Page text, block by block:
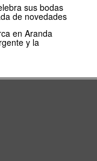
sus bodas
de novedades
en Aranda
y la